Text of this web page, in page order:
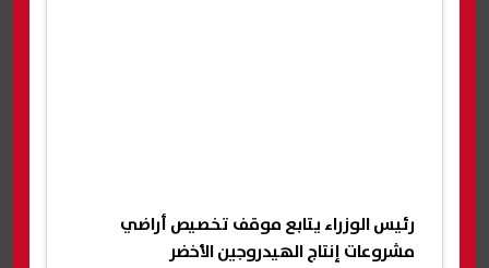
رئيس الوزراء يتابع موقف تخصيص أراضي
مشروعات إنتاج الهيدروجين الأخضر